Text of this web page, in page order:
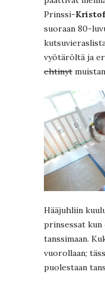
Prinssi-
suoraan 80-
vyötäröltä ja
ehtinyt
Hääjuhliin
prinsessat kun
tanssimaan.
vuorollaan;
puolestaan